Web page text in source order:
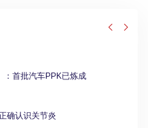
：首批汽车PPK已炼成
确认识关节炎